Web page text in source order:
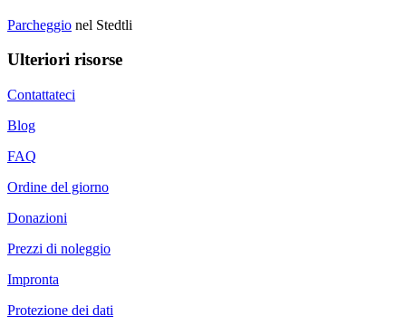
Parcheggio nel Stedtli
Ulteriori risorse
Contattateci
Blog
FAQ
Ordine del giorno
Donazioni
Prezzi di noleggio
Impronta
Protezione dei dati